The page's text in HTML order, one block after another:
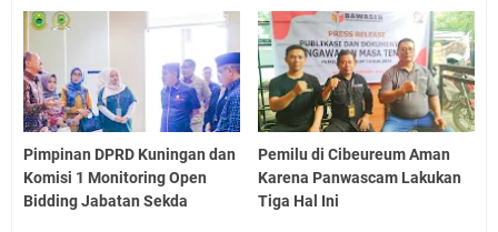
Pimpinan DPRD Kuningan dan
Komisi 1 Monitoring Open
Bidding Jabatan Sekda
Pemilu di Cibeureum Aman
Karena Panwascam Lakukan
Tiga Hal Ini